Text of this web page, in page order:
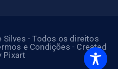
Silves - Todos os direitos
e Condições - Created
Pixart